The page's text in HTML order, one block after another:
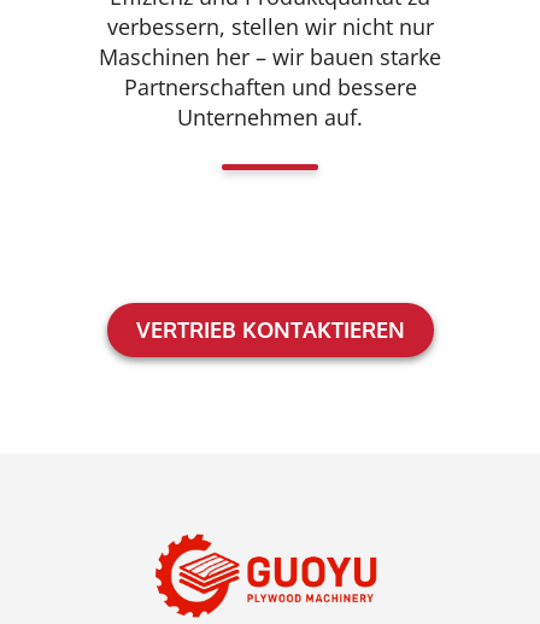
verbessern, stellen wir nicht nur
Maschinen her – wir bauen starke
Partnerschaften und bessere
Unternehmen auf.
VERTRIEB KONTAKTIEREN